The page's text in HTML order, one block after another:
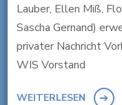
Lauber, Ellen Miß,
Sascha Gernand)
privater Nachricht
WIS Vorstand
WEITERLESEN